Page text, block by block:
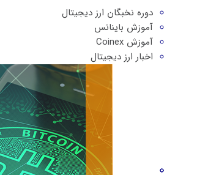
دوره نخبگان ارز دیجیتال
آموزش باینانس
آموزش Coinex
اخبار ارز دیجیتال